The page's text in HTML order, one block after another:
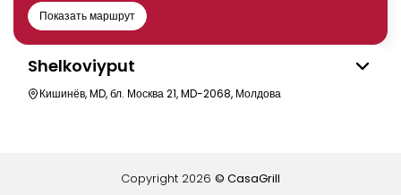
Показать маршрут
Shelkoviyput
Кишинёв, MD, бл. Москва 21, MD-2068, Молдова
Copyright 2026 © CasaGrill